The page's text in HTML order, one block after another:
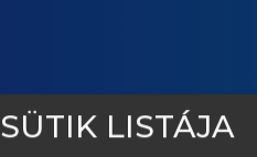
SÜTIK LISTÁJA